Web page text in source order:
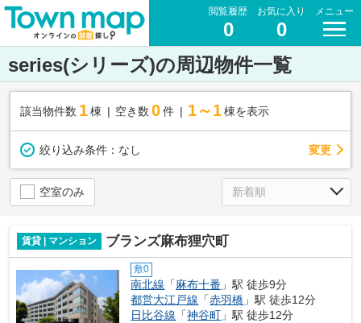
閲覧履歴
0
お気に入り
0
メニュー
series(シリーズ)の周辺物件一覧
該当物件数 1棟 空き数 0 件 1～1 棟を表示
絞り込み条件： なし 変更
空室のみ
賃貸 | マンション ブランズ麻布狸穴町
敷0
南北線 「麻布十番 」駅 徒歩9分
都営大江戸線 「赤羽橋 」駅 徒歩12分
日比谷線 「神谷町 」駅 徒歩12分